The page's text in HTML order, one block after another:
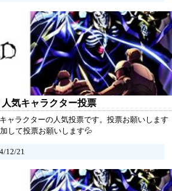
気キャラクター投票
ャラクターの人気投票です。投票お願いします
して投票お願いします💦
12/21